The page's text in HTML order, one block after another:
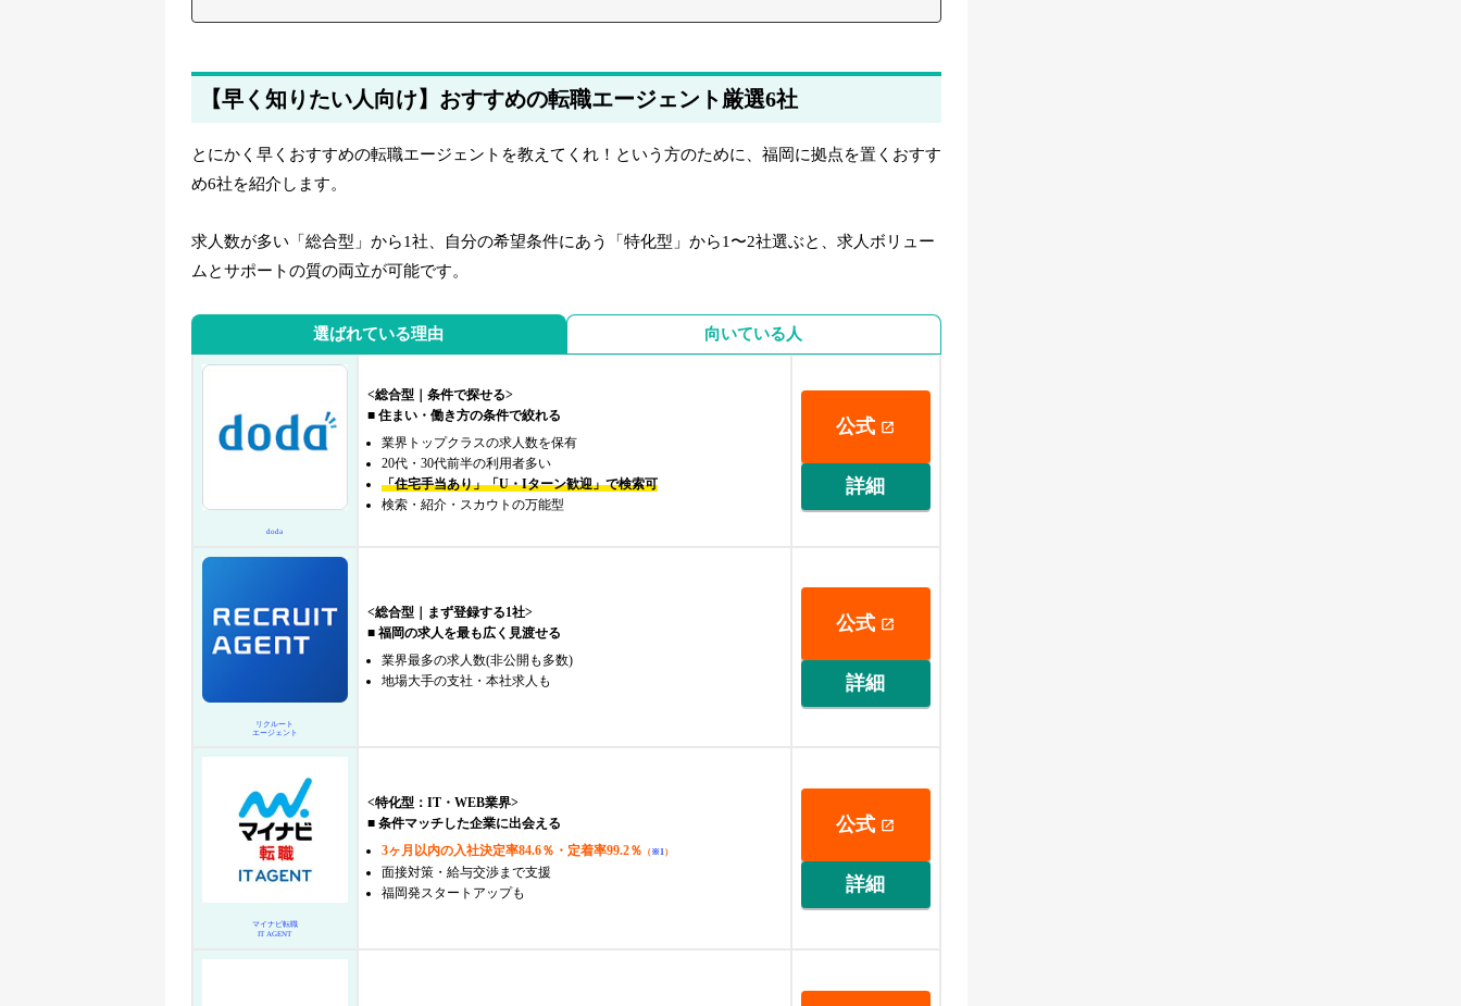
【早く知りたい人向け】おすすめの転職エージェント厳選6社
とにかく早くおすすめの転職エージェントを教えてくれ！という方のために、福岡に拠点を置くおすす
め6社を紹介します。
求人数が多い「総合型」から1社、自分の希望条件にあう「特化型」から1〜2社選ぶと、求人ボリュー
ムとサポートの質の両立が可能です。
選ばれている理由 向いている人
doda
<総合型｜条件で探せる>
■ 住まい・働き方の条件で絞れる
業界トップクラスの求人数を保有
20代・30代前半の利用者多い
「住宅手当あり」「U・Iターン歓迎」で検索可
検索・紹介・スカウトの万能型
公式
詳細
リクルート
エージェント
<総合型｜まず登録する1社>
■ 福岡の求人を最も広く見渡せる
業界最多の求人数(非公開も多数)
地場大手の支社・本社求人も
公式
詳細
マイナビ転職
IT AGENT
<特化型：IT・WEB業界>
■ 条件マッチした企業に出会える
3ヶ月以内の入社決定率84.6％・定着率99.2％ （ ※1）
面接対策・給与交渉まで支援
福岡発スタートアップも
公式
詳細